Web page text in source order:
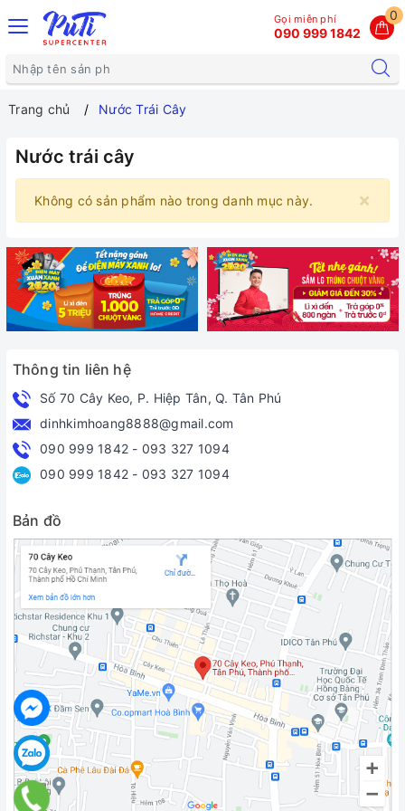
0
Gọi miễn phí
090 999 1842
Trang chủ Nước Trái Cây
Nước trái cây
×
Không có sản phẩm nào trong danh mục này.
Thông tin liên hệ
Số 70 Cây Keo, P. Hiệp Tân, Q. Tân Phú
dinhkimhoang8888@gmail.com
090 999 1842 - 093 327 1094
090 999 1842 - 093 327 1094
Bản đồ